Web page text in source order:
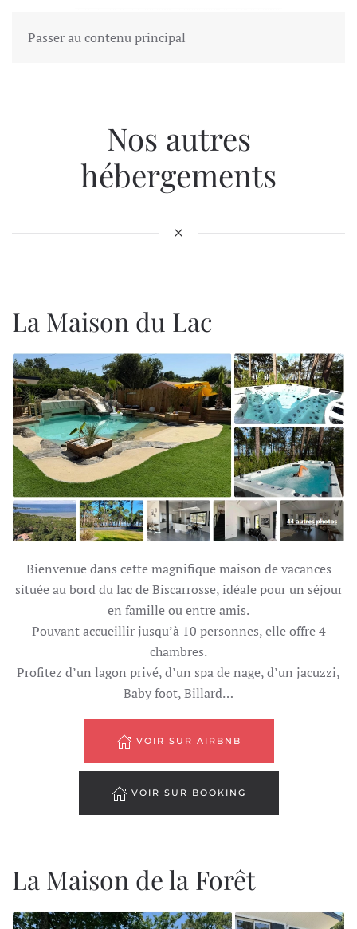
Passer au contenu principal
Nos autres
hébergements
La Maison du Lac
Bienvenue dans cette magnifique maison de vacances
située au bord du lac de Biscarrosse, idéale pour un séjour
en famille ou entre amis.
Pouvant accueillir jusqu’à 10 personnes, elle offre 4
chambres.
Profitez d’un lagon privé, d’un spa de nage, d’un jacuzzi,
Baby foot, Billard…
VOIR SUR AIRBNB
VOIR SUR BOOKING
La Maison de la Forêt